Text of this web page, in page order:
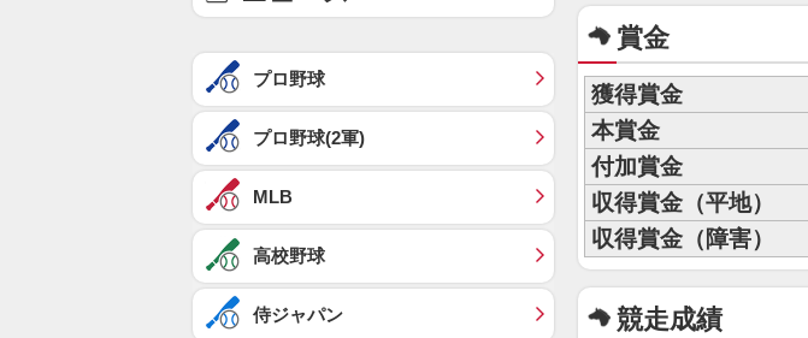
賞金
獲得賞金
本賞金
付加賞金
収得賞金（平地）
収得賞金（障害）
競走成績
プロ野球
プロ野球(2軍)
MLB
高校野球
侍ジャパン